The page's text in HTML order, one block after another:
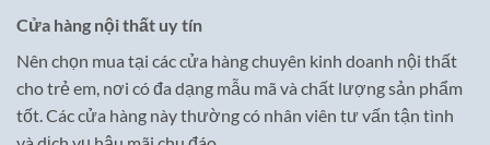
Cửa hàng nội thất uy tín
Nên chọn mua tại các cửa hàng chuyên kinh doanh nội thất
cho trẻ em, nơi có đa dạng mẫu mã và chất lượng sản phẩm
tốt. Các cửa hàng này thường có nhân viên tư vấn tận tình